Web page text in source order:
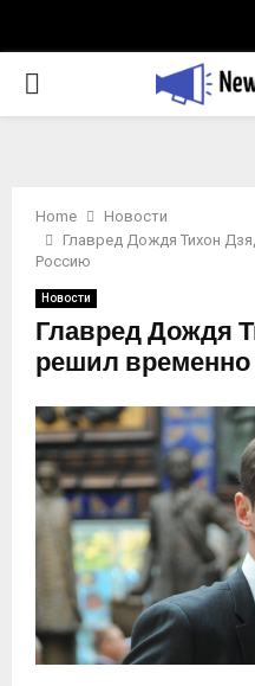
PRIMARY
Home
Новости
Главред Дождя Тихон
Россию
Новости
Главред Дождя
решил